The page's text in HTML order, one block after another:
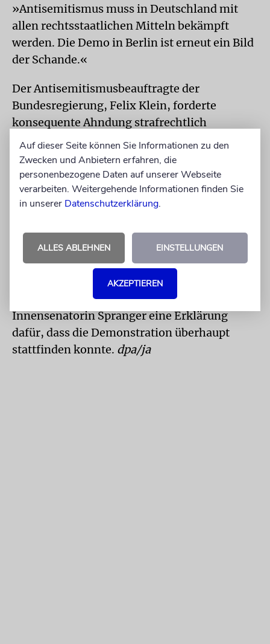
»Antisemitismus muss in Deutschland mit
allen rechtsstaatlichen Mitteln bekämpft
werden. Die Demo in Berlin ist erneut ein Bild
der Schande.«
Der Antisemitismusbeauftragte der
Bundesregierung, Felix Klein, forderte
konsequente Ahndung strafrechtlich
relevanten Verhaltens: »Es muss allen
gesellschaftlichen Gruppen klar sein, dass
derartige Hass und Hetze in Deutschland
bestraft werden«, sagte er am Montag »Zeit
online«.
Klein forderte zudem »klare Anweisungen an
die Polizei, wie in solchen Fällen zu reagieren
DIG-Präsident Beck forderte von Berlins
Innensenatorin Spranger eine Erklärung
dafür, dass die Demonstration überhaupt
stattfinden konnte. dpa/ja
Auf dieser Seite können Sie Informationen zu den
Zwecken und Anbietern erfahren, die
personenbezogene Daten auf unserer Webseite
verarbeiten. Weitergehende Informationen finden Sie
in unserer Datenschutzerklärung.
ALLES ABLEHNEN EINSTELLUNGEN
AKZEPTIEREN